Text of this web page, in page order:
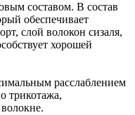
составом. В состав
обеспечивает
слой волокон сизаля,
хорошей
расслаблением
трикотажа,